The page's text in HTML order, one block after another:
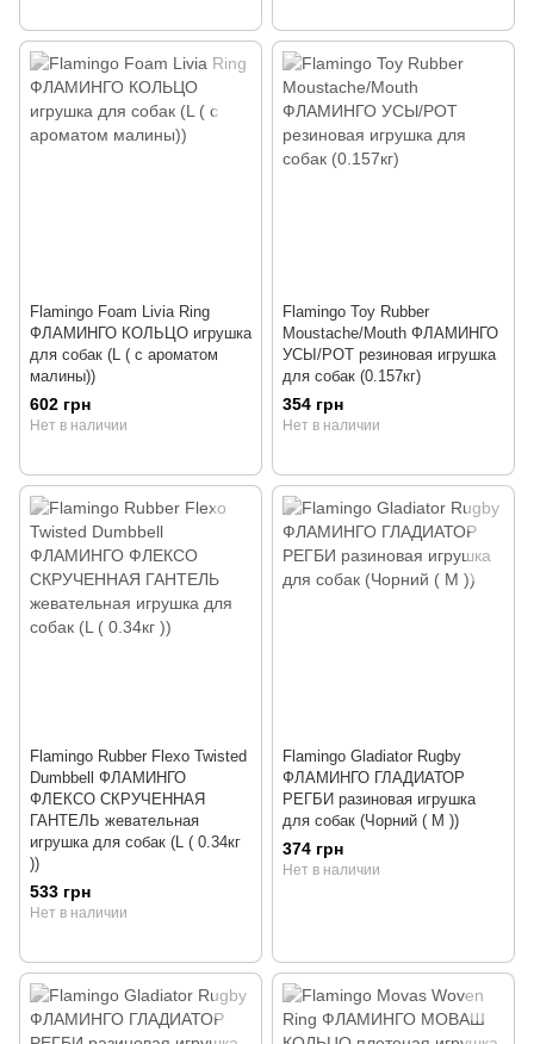
Flamingo Foam Livia Ring
ФЛАМИНГО КОЛЬЦО игрушка
для собак (L ( с ароматом
малины))
602 грн
Нет в наличии
Flamingo Toy Rubber
Moustache/Mouth ФЛАМИНГО
УСЫ/РОТ резиновая игрушка
для собак (0.157кг)
354 грн
Нет в наличии
Flamingo Rubber Flexo Twisted
Dumbbell ФЛАМИНГО
ФЛЕКСО СКРУЧЕННАЯ
ГАНТЕЛЬ жевательная
игрушка для собак (L ( 0.34кг
))
533 грн
Нет в наличии
Flamingo Gladiator Rugby
ФЛАМИНГО ГЛАДИАТОР
РЕГБИ разиновая игрушка
для собак (Чорний ( M ))
374 грн
Нет в наличии